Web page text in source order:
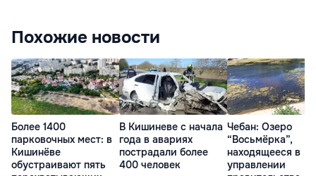
Похожие новости
Более 1400
парковочных мест: в
Кишинёве
обустраивают пять
В Кишиневе с начала
года в авариях
пострадали более
400 человек
Чебан: Озеро
“Восьмёрка”,
находящееся в
управлении